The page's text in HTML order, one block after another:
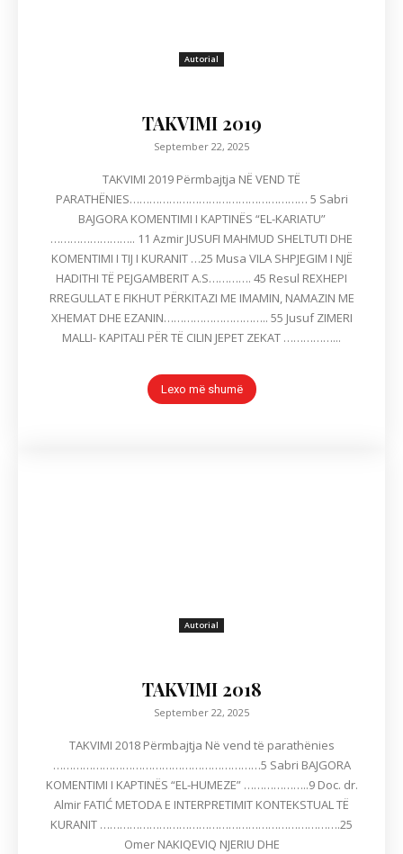
Autorial
TAKVIMI 2019
September 22, 2025
TAKVIMI 2019 Përmbajtja NË VEND TË
PARATHËNIES……………………………………………… 5 Sabri
BAJGORA KOMENTIMI I KAPTINËS “EL-KARIATU”
…………………….. 11 Azmir JUSUFI MAHMUD SHELTUTI DHE
KOMENTIMI I TIJ I KURANIT …25 Musa VILA SHPJEGIM I NJË
HADITHI TË PEJGAMBERIT A.S…………. 45 Resul REXHEPI
RREGULLAT E FIKHUT PËRKITAZI ME IMAMIN, NAMAZIN ME
XHEMAT DHE EZANIN………………………….. 55 Jusuf ZIMERI
MALLI- KAPITALI PËR TË CILIN JEPET ZEKAT ……………...
Lexo më shumë
Autorial
TAKVIMI 2018
September 22, 2025
TAKVIMI 2018 Përmbajtja Në vend të parathënies
………………………………………………………5 Sabri BAJGORA
KOMENTIMI I KAPTINËS “EL-HUMEZE” ………………..9 Doc. dr.
Almir FATIĆ METODA E INTERPRETIMIT KONTEKSTUAL TË
KURANIT ……………………………………………………………….25
Omer NAKIQEVIQ NJERIU DHE